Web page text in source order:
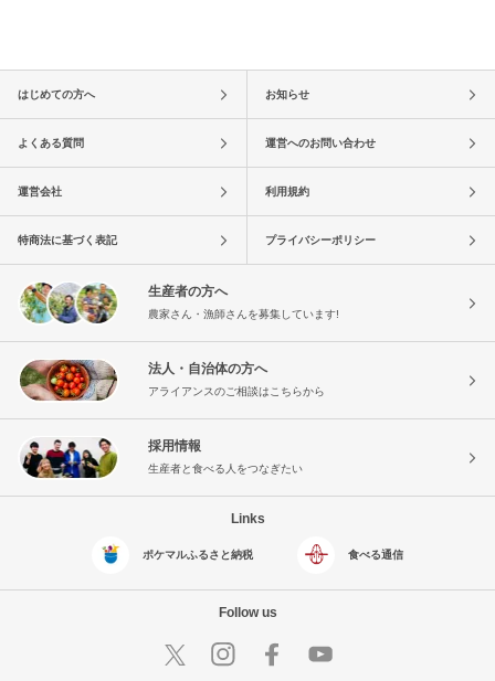
はじめての方へ お知らせ
よくある質問 運営へのお問い合わせ
運営会社 利用規約
特商法に基づく表記 プライバシーポリシー
生産者の方へ
農家さん・漁師さんを募集しています!
法人・自治体の方へ
アライアンスのご相談はこちらから
採用情報
生産者と食べる人をつなぎたい
Links
ポケマルふるさと納税 食べる通信
Follow us